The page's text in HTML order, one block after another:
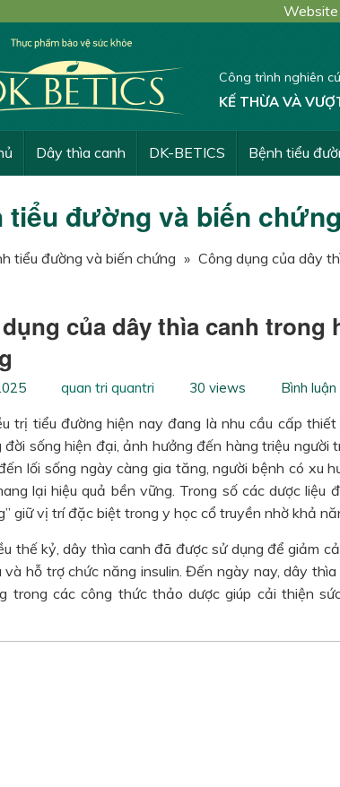
Công trình nghiên
KẾ THỪA VÀ
Dây thìa canh DK-BETICS Bệnh tiểu
tiểu đường và biến chứng
tiểu đường và biến chứng » Công dụng của dây
của dây thìa canh trong
quan tri quantri 30 views Bình luận
trị tiểu đường hiện nay đang là nhu cầu cấp
đời sống hiện đại, ảnh hưởng đến hàng triệu người
lối sống ngày càng gia tăng, người bệnh có xu
lại hiệu quả bền vững. Trong số các dược liệu
giữ vị trí đặc biệt trong y học cổ truyền nhờ khả
thế kỷ, dây thìa canh đã được sử dụng để giảm
và hỗ trợ chức năng insulin. Đến ngày nay, dây
trong các công thức thảo dược giúp cải thiện